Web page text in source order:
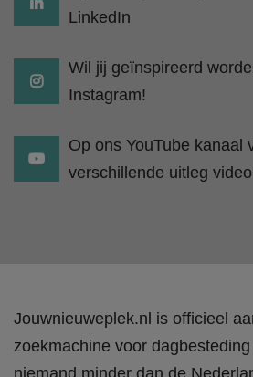
LinkedIn
Wil jij geïnspireerd
Instagram!
Op ons YouTube kanaal
verschillende uitleg
Jouwnieuweplek.nl is officieel
zoekmachine voor
niemand minder dan de